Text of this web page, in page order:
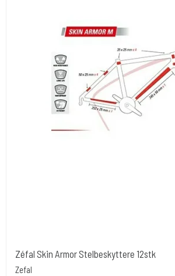
Zéfal Skin Armor Stelbeskyttere 12stk
Zefal